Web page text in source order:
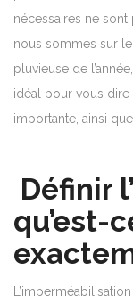
nécessaires ne
nous sommes sur
pluvieuse de
idéal pour vous dire
importante, ainsi
Définir
qu’est-